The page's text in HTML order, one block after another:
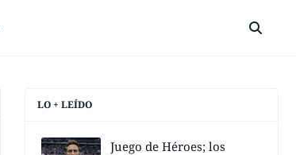
LO + LEÍDO
Juego de Héroes; los